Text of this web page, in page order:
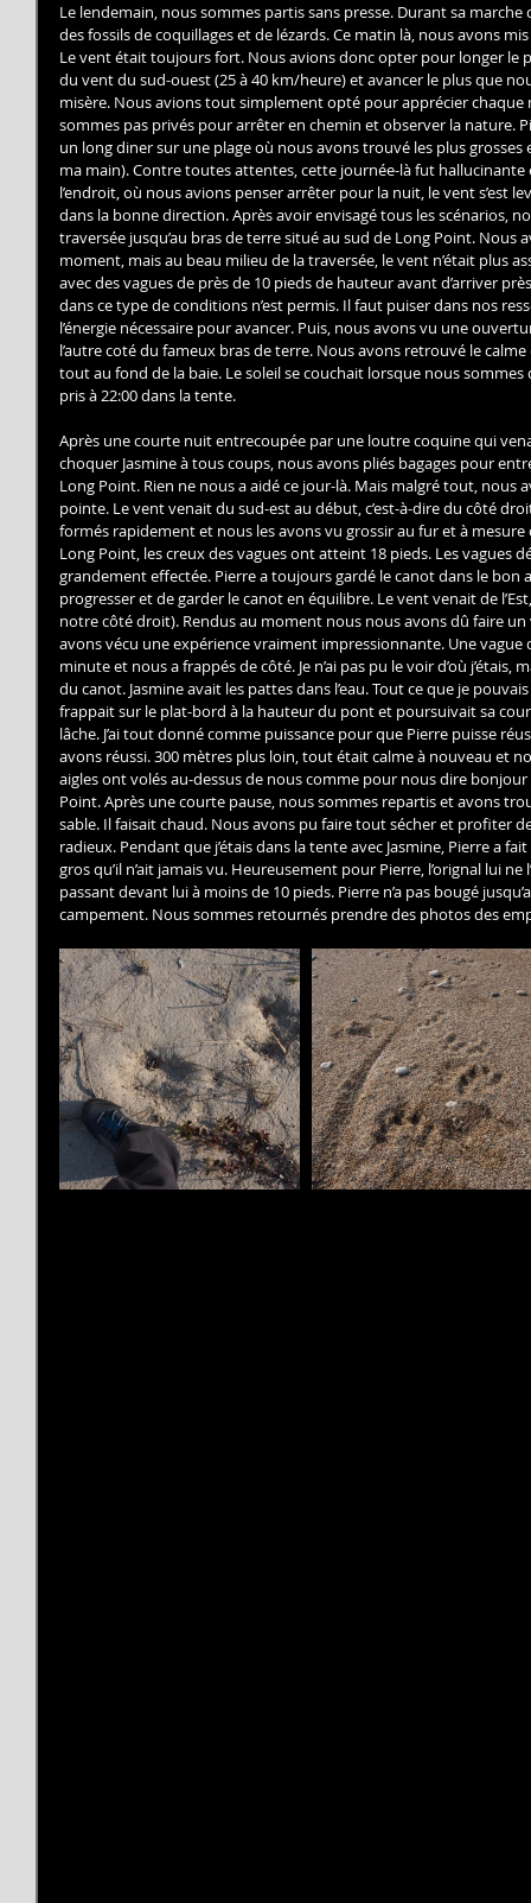
Le lendemain, nous sommes partis sans presse. Durant sa
des fossils de coquillages et de lézards. Ce matin là, nous avons
Le vent était toujours fort. Nous avions donc opter pour longer le
du vent du sud-ouest (25 à 40 km/heure) et avancer le plus que
misère. Nous avions tout simplement opté pour apprécier
sommes pas privés pour arrêter en chemin et observer la nature.
un long diner sur une plage où nous avons trouvé les plus
ma main). Contre toutes attentes, cette journée-là fut
l’endroit, où nous avions penser arrêter pour la nuit, le vent s’est
dans la bonne direction. Après avoir envisagé tous les scénarios,
traversée jusqu’au bras de terre situé au sud de Long Point.
moment, mais au beau milieu de la traversée, le vent n’était plus
avec des vagues de près de 10 pieds de hauteur avant d’arriver
dans ce type de conditions n’est permis. Il faut puiser dans nos
l’énergie nécessaire pour avancer. Puis, nous avons vu une
l’autre coté du fameux bras de terre. Nous avons retrouvé le
tout au fond de la baie. Le soleil se couchait lorsque nous sommes
pris à 22:00 dans la tente.
Après une courte nuit entrecoupée par une loutre coquine qui
choquer Jasmine à tous coups, nous avons pliés bagages pour
Long Point. Rien ne nous a aidé ce jour-là. Mais malgré tout,
pointe. Le vent venait du sud-est au début, c’est-à-dire du côté
formés rapidement et nous les avons vu grossir au fur et à
Long Point, les creux des vagues ont atteint 18 pieds. Les vagues
grandement effectée. Pierre a toujours gardé le canot dans le bon
progresser et de garder le canot en équilibre. Le vent venait de
notre côté droit). Rendus au moment nous nous avons dû faire un
avons vécu une expérience vraiment impressionnante. Une vague
minute et nous a frappés de côté. Je n’ai pas pu le voir d’où j’étais,
du canot. Jasmine avait les pattes dans l’eau. Tout ce que je
frappait sur le plat-bord à la hauteur du pont et poursuivait sa
lâche. J’ai tout donné comme puissance pour que Pierre puisse
avons réussi. 300 mètres plus loin, tout était calme à nouveau et
aigles ont volés au-dessus de nous comme pour nous dire
Point. Après une courte pause, nous sommes repartis et avons
sable. Il faisait chaud. Nous avons pu faire tout sécher et profiter
radieux. Pendant que j’étais dans la tente avec Jasmine, Pierre a
gros qu’il n’ait jamais vu. Heureusement pour Pierre, l’orignal lui
passant devant lui à moins de 10 pieds. Pierre n’a pas bougé
campement. Nous sommes retournés prendre des photos des